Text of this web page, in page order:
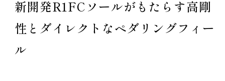
新開発R1FCソールがもたらす高剛
性とダイレクトなペダリングフィー
ル